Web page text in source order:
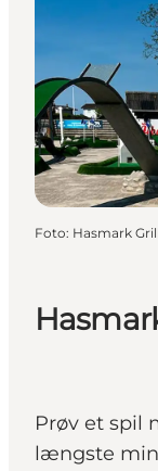
Book
Prøv et spil
længste
Foto: Hasmark